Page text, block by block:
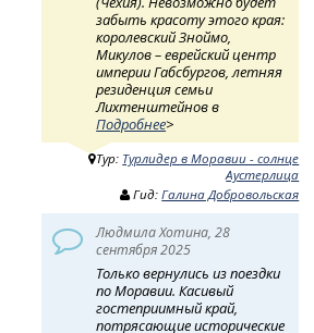
забыть красоту этого края:
королевский Зноймо,
Микулов – еврейский центр
империи Габсбургов, летняя
резиденция семьи
Лихтенштейнов в
Подробнее>
Тур: Турлидер в Моравии - солнце
Аустерлица
Гид:Галина Добровольская
Людмила Хотина, 28
сентября 2025
Только вернулись из поездки
по Моравии. Касивый
гостеприимный край,
потрясающие исторические